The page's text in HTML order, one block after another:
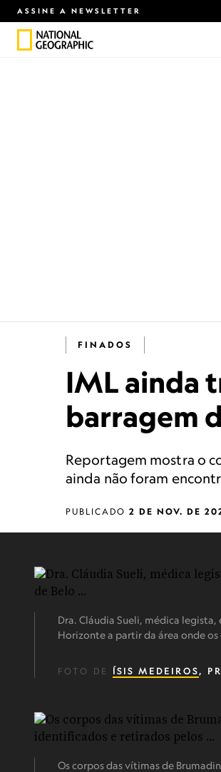
ASSINE A NEWSLETTER
FINADOS
IML ainda
barragem
Reportagem mostra o
ainda não foram
PUBLICADO 2 DE NOV. DE
Dra. Cláudia Sueli, médica
Horizonte a partir da área onde
FOTO DE ÍSIS MEDEIROS,
Os corpos das vítimas de